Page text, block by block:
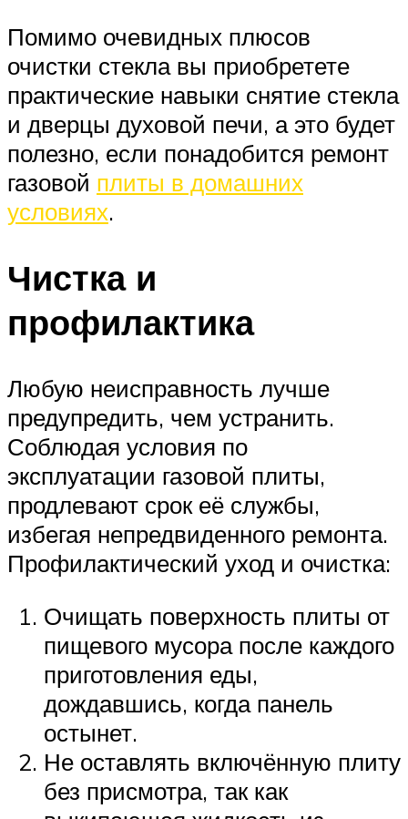
Помимо очевидных плюсов
очистки стекла вы приобретете
практические навыки снятие стекла
и дверцы духовой печи, а это будет
полезно, если понадобится ремонт
газовой плиты в домашних
условиях.
Чистка и
профилактика
Любую неисправность лучше
предупредить, чем устранить.
Соблюдая условия по
эксплуатации газовой плиты,
продлевают срок её службы,
избегая непредвиденного ремонта.
Профилактический уход и очистка:
Очищать поверхность плиты от
пищевого мусора после каждого
приготовления еды,
дождавшись, когда панель
остынет.
Не оставлять включённую плиту
без присмотра, так как